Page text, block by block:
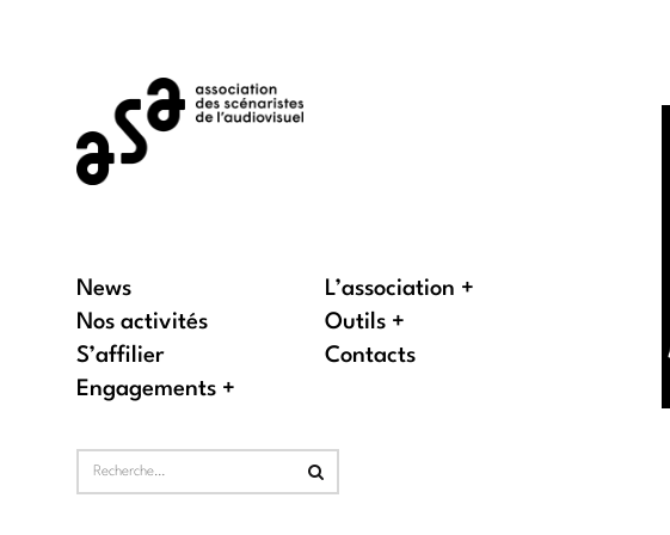
News
L’association
Nos activités
Outils
S’affilier
Contacts
Engagements